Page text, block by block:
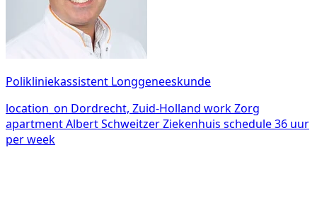
Polikliniekassistent Longgeneeskunde
location_on Dordrecht, Zuid-Holland workZorg
apartmentAlbert Schweitzer Ziekenhuis schedule36 uur
per week